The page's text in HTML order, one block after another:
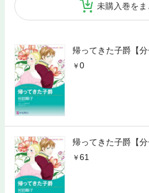
未購入巻をま
帰ってきた子爵【
0
帰ってきた子爵【
61